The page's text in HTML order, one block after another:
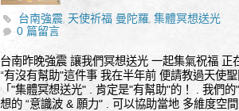
台南強震, 天使祈福 曼陀羅,集體冥想送光
0 篇留言
台南昨晚強震 讓我們冥想送光 一起集氣祝福
“有沒有幫助"這件事 我在半年前 便請教過天使
「"集體冥想送光" . 肯定是"有幫助"的！ . 我們
想的 “意識波 & 願力" . 可以協助當地 多維度空